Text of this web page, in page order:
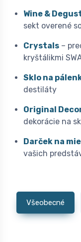
Wine &
sekt overené
Crystals –
kryštálikmi
Sklo na
destiláty
Original
dekorácie na
Darček na
vašich
Všeobecné